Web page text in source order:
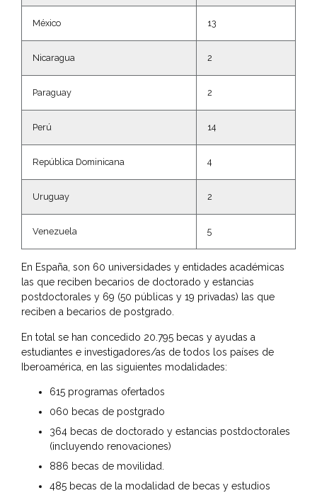
México 13
Nicaragua 2
Paraguay 2
Perú 14
República Dominicana 4
Uruguay 2
Venezuela 5
En España, son 60 universidades y entidades académicas
las que reciben becarios de doctorado y estancias
postdoctorales y 69 (50 públicas y 19 privadas) las que
reciben a becarios de postgrado.
En total se han concedido 20.795 becas y ayudas a
estudiantes e investigadores/as de todos los países de
Iberoamérica, en las siguientes modalidades:
615 programas ofertados
060 becas de postgrado
364 becas de doctorado y estancias postdoctorales
(incluyendo renovaciones)
886 becas de movilidad.
485 becas de la modalidad de becas y estudios